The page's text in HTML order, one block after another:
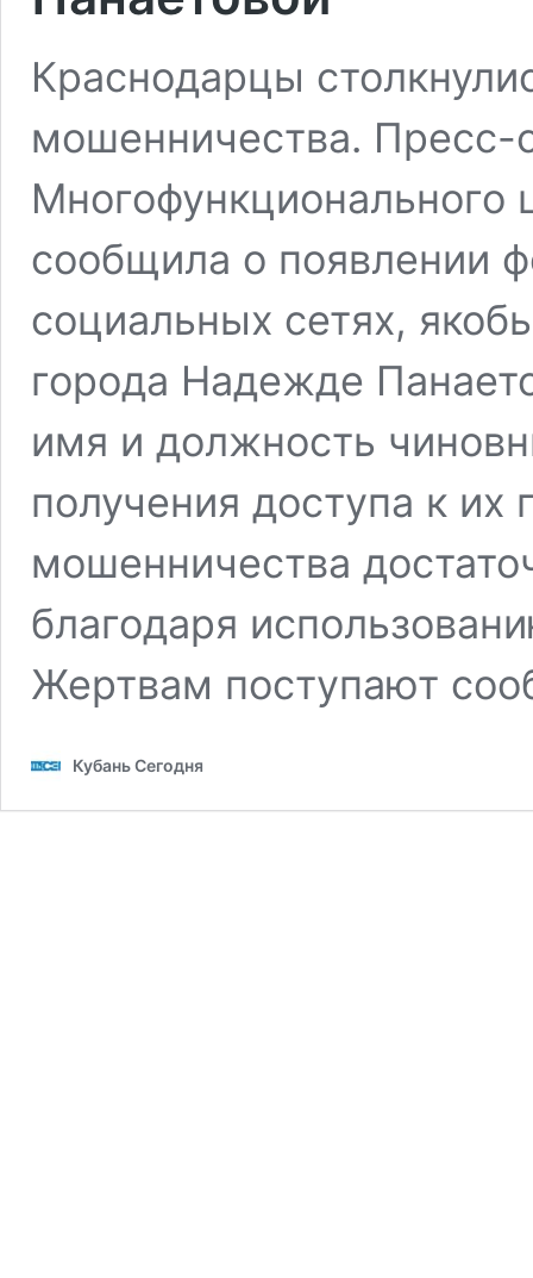
Краснодарцы
мошенничества. Пресс-
сообщила о появлении
социальных сетях,
города Надежде
имя и должность
получения доступа к
мошенничества
благодаря
Жертвам поступают
Кубань Сегодня